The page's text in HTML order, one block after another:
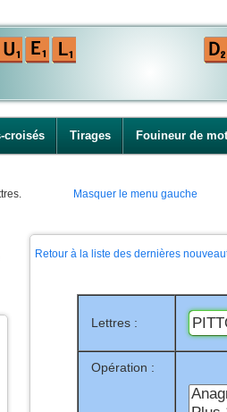
croisés Tirages Fouineur de
Masquer le menu gauche
Retour à la liste des dernières
Lettres :
Opération :